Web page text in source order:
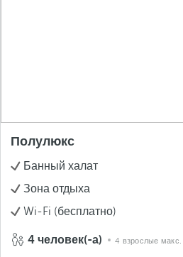
Полулюкс
Банный халат
Зона отдыха
Wi-Fi (бесплатно)
4 человек(-а) 4 взрослые макс.